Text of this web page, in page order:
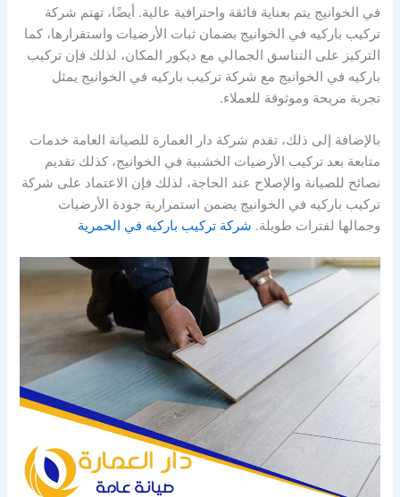
في الخوانيج يتم بعناية فائقة واحترافية عالية. أيضًا، تهتم شركة
تركيب باركيه في الخوانيج بضمان ثبات الأرضيات واستقرارها، كما
التركيز على التناسق الجمالي مع ديكور المكان، لذلك فإن تركيب
باركيه في الخوانيج مع شركة تركيب باركيه في الخوانيج يمثل
تجربة مريحة وموثوقة للعملاء.
بالإضافة إلى ذلك، تقدم شركة دار العمارة للصيانة العامة خدمات
متابعة بعد تركيب الأرضيات الخشبية في الخوانيج، كذلك تقديم
نصائح للصيانة والإصلاح عند الحاجة، لذلك فإن الاعتماد على شركة
تركيب باركيه في الخوانيج يضمن استمرارية جودة الأرضيات
وجمالها لفترات طويلة. شركة تركيب باركيه في الحمرية